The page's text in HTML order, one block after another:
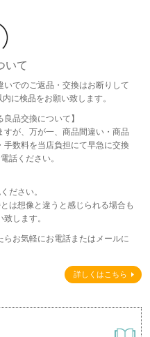
いて
でのご返品・交換はお断りして
に検品をお願い致します。
品交換について】
が、万が一、商品間違い・商品
数料を当店負担にて早急に交換
話ください。
ださい。
は想像と違うと感じられる場合も
します。
お気軽にお電話またはメールに
詳しくはこちら